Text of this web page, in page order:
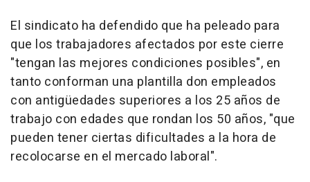
El sindicato ha defendido que ha peleado para
que los trabajadores afectados por este cierre
"tengan las mejores condiciones posibles", en
tanto conforman una plantilla don empleados
con antigüedades superiores a los 25 años de
trabajo con edades que rondan los 50 años, "que
pueden tener ciertas dificultades a la hora de
recolocarse en el mercado laboral".